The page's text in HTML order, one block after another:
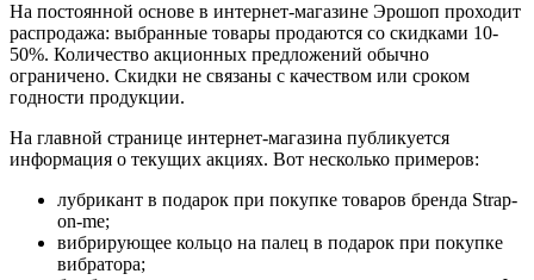
На постоянной основе в интернет-магазине Эрошоп проходит
распродажа: выбранные товары продаются со скидками 10-
50%. Количество акционных предложений обычно
ограничено. Скидки не связаны с качеством или сроком
годности продукции.
На главной странице интернет-магазина публикуется
информация о текущих акциях. Вот несколько примеров:
лубрикант в подарок при покупке товаров бренда Strap-
on-me;
вибрирующее кольцо на палец в подарок при покупке
вибратора;